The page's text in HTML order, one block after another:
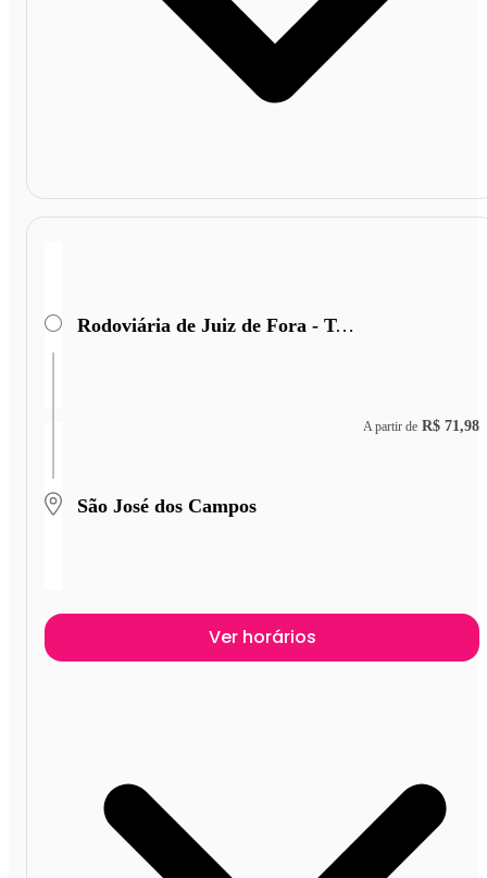
Rodoviária de Juiz de Fora - Terminal Miguel Mansu
São José dos Campos
A partir de R$ 71,98
Ver horários